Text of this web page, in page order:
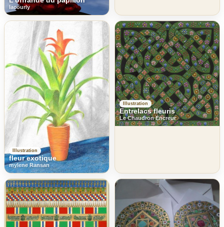
lacourly
Illustration
fleur exotique
mylene Ransan
Illustration
Entrelacs fleuris
Le Chaudron Encreur